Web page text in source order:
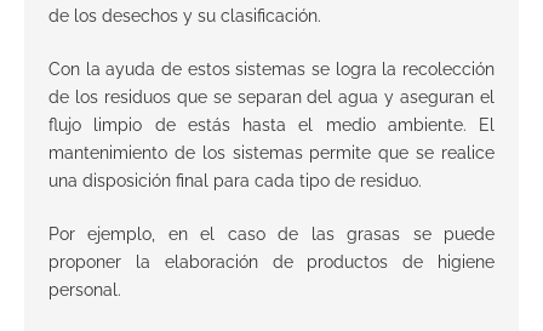
de los desechos y su clasificación.
Con la ayuda de estos sistemas se logra la recolección
de los residuos que se separan del agua y aseguran el
flujo limpio de estás hasta el medio ambiente. El
mantenimiento de los sistemas permite que se realice
una disposición final para cada tipo de residuo.
Por ejemplo, en el caso de las grasas se puede
proponer la elaboración de productos de higiene
personal.